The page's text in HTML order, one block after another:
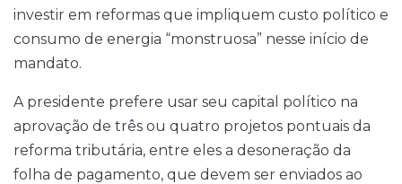
investir em reformas que impliquem custo político e
consumo de energia “monstruosa” nesse início de
mandato.
A presidente prefere usar seu capital político na
aprovação de três ou quatro projetos pontuais da
reforma tributária, entre eles a desoneração da
folha de pagamento, que devem ser enviados ao